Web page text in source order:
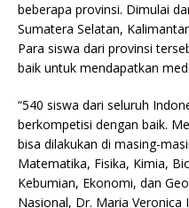
beberapa provinsi. Dimulai
Sumatera Selatan,
Para siswa dari provinsi
baik untuk mendapatkan
“540 siswa dari seluruh
berkompetisi dengan baik.
bisa dilakukan di masing-
Matematika, Fisika, Kimia,
Kebumian, Ekonomi, dan
Nasional, Dr. Maria Veronica